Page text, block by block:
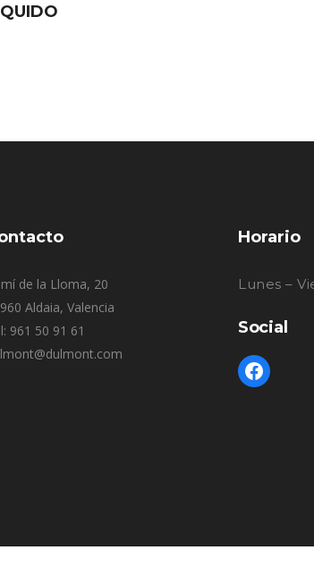
de la Lloma, 20
Aldaia, Valencia
961 50 91 61
Horario
Lunes –
Social